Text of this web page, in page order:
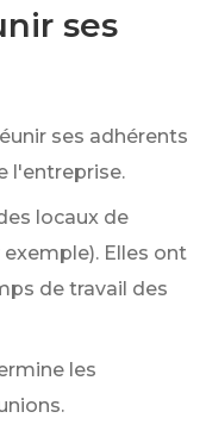
ses
ses adhérents
l'entreprise.
locaux de
Elles ont
de travail des
les